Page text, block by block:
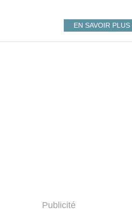
EN SAVOIR PLUS
Publicité